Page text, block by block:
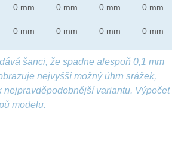
0 mm
0 mm
0 mm
0 mm
0 mm
0 mm
0 mm
0 mm
šanci, že spadne alespoň 0,1 mm
nejvyšší možný úhrn srážek,
nejpravděpodobnější variantu. Výpočet
modelu.